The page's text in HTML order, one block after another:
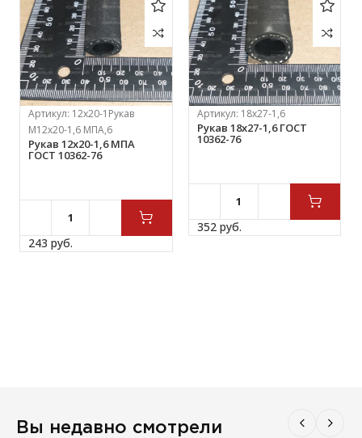
Артикул: 12х20-1Рукав
М12х20-1,6 МПА,6
Рукав 12х20-1,6 МПА
ГОСТ 10362-76
243 руб.
Артикул: 18х27-1,6
Рукав 18х27-1,6 ГОСТ
10362-76
352 руб.
Вы недавно смотрели